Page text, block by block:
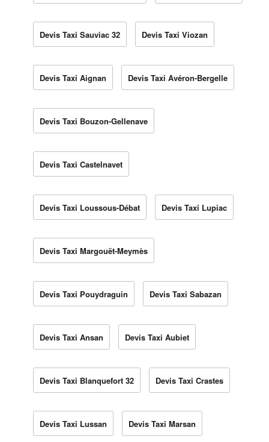
Devis Taxi Sauviac 32 Devis Taxi Viozan
Devis Taxi Aignan Devis Taxi Avéron-Bergelle
Devis Taxi Bouzon-Gellenave
Devis Taxi Castelnavet
Devis Taxi Loussous-Débat Devis Taxi Lupiac
Devis Taxi Margouët-Meymès
Devis Taxi Pouydraguin Devis Taxi Sabazan
Devis Taxi Ansan Devis Taxi Aubiet
Devis Taxi Blanquefort 32 Devis Taxi Crastes
Devis Taxi Lussan Devis Taxi Marsan